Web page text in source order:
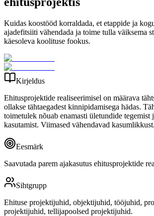
Kuidas koostööd korraldada, et etappide ja
ajadefitsiiti vähendada ja toime tulla väiksema
käesoleva koolituse fookus.
Kirjeldus
Ehitusprojektide realiseerimisel on määrava
ollakse tähtaegadest kinnipidamisega hädas.
toimetulek nõuab enamasti ületundide tegemist
kasutamist. Viimased vähendavad kasumlikkust.
Eesmärk
Saavutada parem ajakasutus ehitusprojektide
Sihtgrupp
Ehituse projektijuhid, objektijuhid, tööjuhid,
projektijuhid, tellijapoolsed projektijuhid.